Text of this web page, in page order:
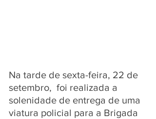
Na tarde de sexta-feira, 22 de
setembro,  foi realizada a
solenidade de entrega de uma
viatura policial para a Brigada